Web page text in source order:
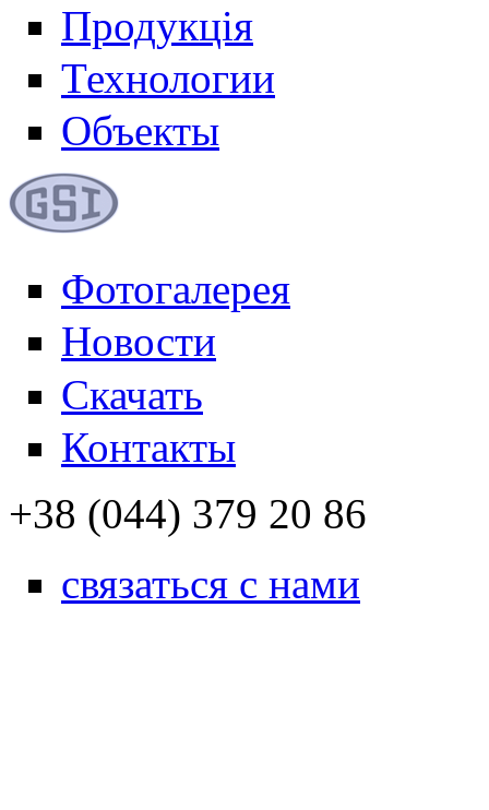
Продукція
Технологии
Объекты
Фотогалерея
Новости
Скачать
Контакты
+38 (044) 379 20 86
связаться с нами